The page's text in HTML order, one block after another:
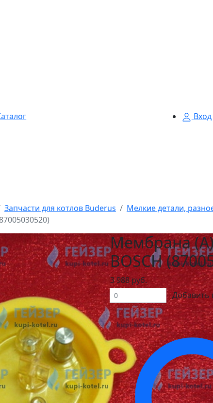
Вход
Запчасти для котлов Buderus
Мелкие детали,
Мембрана (А)
BOSСH
3 988 руб.
Добавить